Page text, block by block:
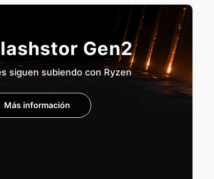
Gen2
siguen subiendo con Ryzen
Más información